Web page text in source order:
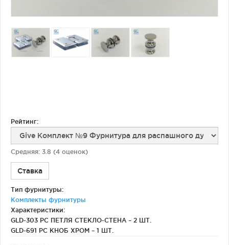
Рейтинг:
Средняя: 3.8 (4 оценок)
Ставка
Тип фурнитуры:
Комплекты фурнитуры
Характеристики:
GLD-303 PC ПЕТЛЯ СТЕКЛО-СТЕНА – 2 ШТ.
GLD-691 PC КНОБ ХРОМ – 1 ШТ.